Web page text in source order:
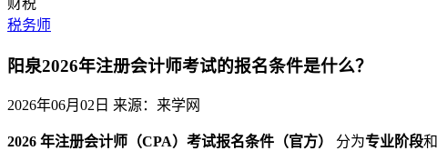
财税
税务师
阳泉2026年注册会计师考试的报名条件是什么？
2026年06月02日 来源：来学网
2026 年注册会计师（CPA）考试报名条件（官方） 分为专业阶段和